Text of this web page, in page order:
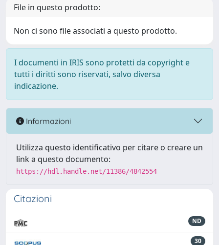
File in questo prodotto:
Non ci sono file associati a questo prodotto.
I documenti in IRIS sono protetti da copyright e
tutti i diritti sono riservati, salvo diversa
indicazione.
Informazioni
Utilizza questo identificativo per citare o creare un
link a questo documento:
https://hdl.handle.net/11386/4842554
Citazioni
ND
30